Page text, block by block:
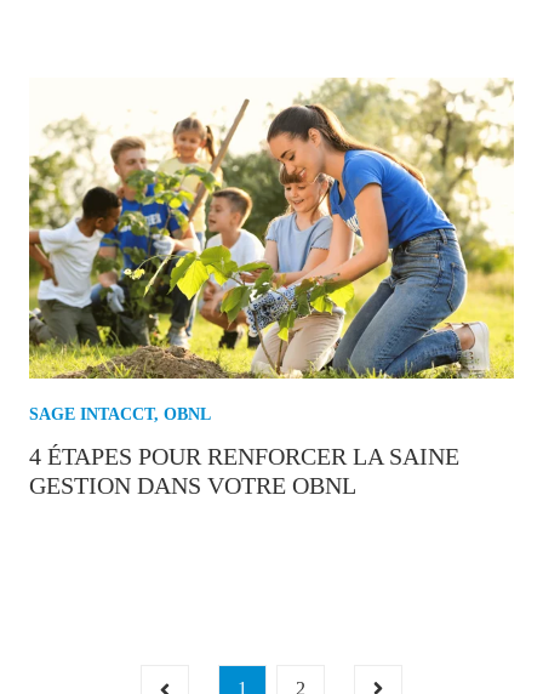
SAGE INTACCT, OBNL
4 ÉTAPES POUR RENFORCER LA SAINE
GESTION DANS VOTRE OBNL
1 2